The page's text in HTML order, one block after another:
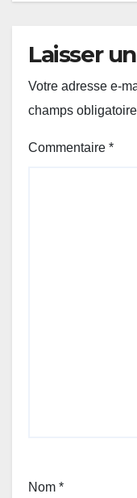
Laisser
Votre adresse e-
champs
Commentaire *
Nom *